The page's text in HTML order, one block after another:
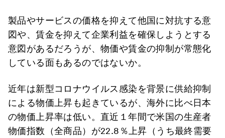
製品やサービスの価格を抑えて他国に対抗する意
図や、賃金を抑えて企業利益を確保しようとする
意図があるだろうが、物価や賃金の抑制が常態化
している面もあるのではないか。
近年は新型コロナウイルス感染を背景に供給抑制
による物価上昇も起きているが、海外に比べ日本
の物価上昇率は低い。直近１年間で米国の生産者
物価指数（全商品）が22.8％上昇（うち最終需要